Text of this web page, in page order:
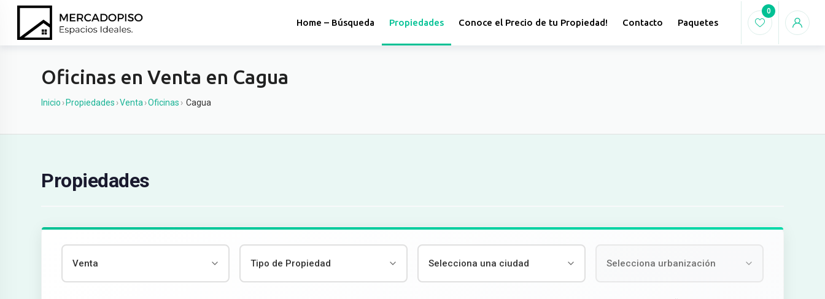
Home – Búsqueda Propiedades Conoce el Precio de tu Propiedad! Contacto Paquetes
0
Oficinas en Venta en Cagua
Inicio › Propiedades ›Venta ›Oficinas › Cagua
Propiedades